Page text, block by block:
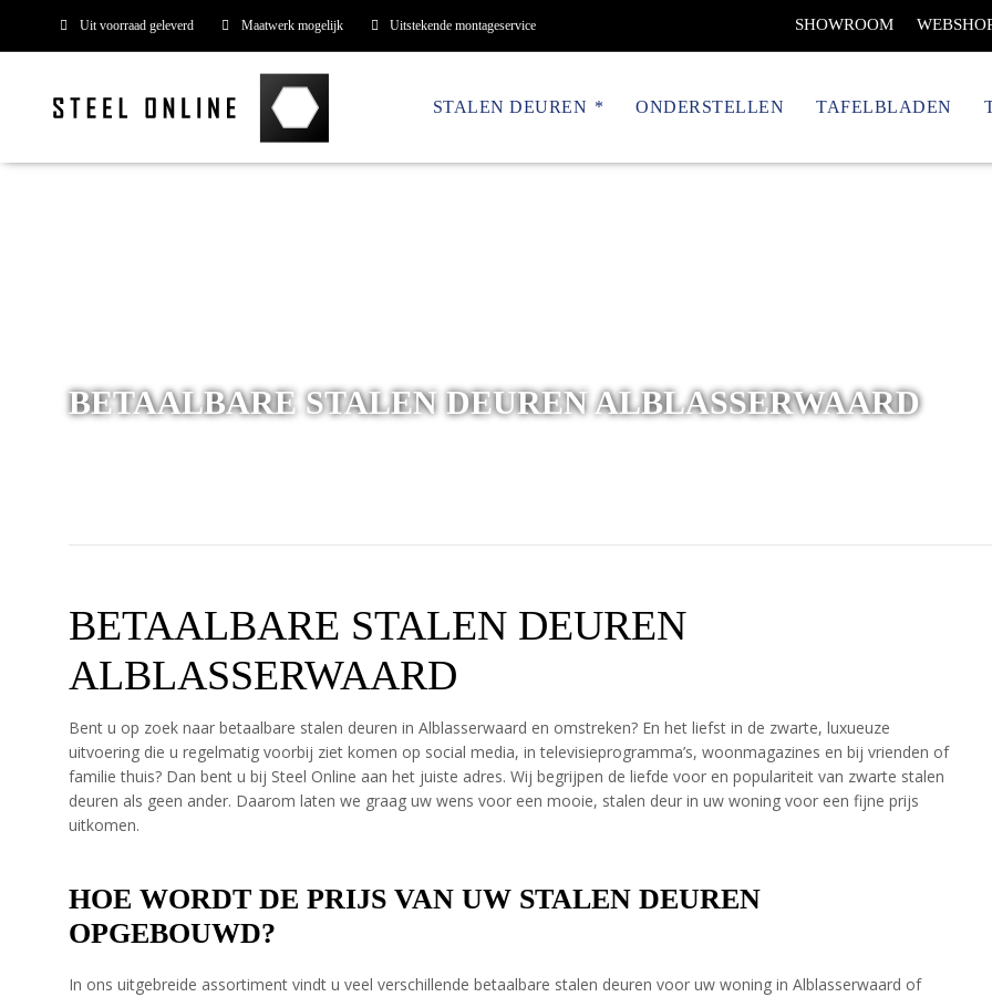
Uit voorraad geleverd Maatwerk mogelijk Uitstekende montageservice SHOWROOM
STALEN DEUREN ONDERSTELLEN TAFELBLADEN
BETAALBARE STALEN DEUREN ALBLASSERWAARD
BETAALBARE STALEN DEUREN
ALBLASSERWAARD
Bent u op zoek naar betaalbare stalen deuren in Alblasserwaard en omstreken? En het liefst in de zwarte, luxueuze
uitvoering die u regelmatig voorbij ziet komen op social media, in televisieprogramma’s, woonmagazines en bij vrienden of
familie thuis? Dan bent u bij Steel Online aan het juiste adres. Wij begrijpen de liefde voor en populariteit van zwarte stalen
deuren als geen ander. Daarom laten we graag uw wens voor een mooie, stalen deur in uw woning voor een fijne prijs
uitkomen.
HOE WORDT DE PRIJS VAN UW STALEN DEUREN
OPGEBOUWD?
In ons uitgebreide assortiment vindt u veel verschillende betaalbare stalen deuren voor uw woning in Alblasserwaard of